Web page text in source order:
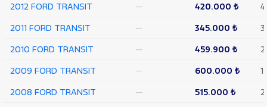
TAVAN
CUSTOM
2012 FORD TRANSIT
— 420.000 ₺
4
2011 FORD TRANSIT
— 345.000 ₺
3
2010 FORD TRANSIT
— 459.900 ₺
2
2009 FORD TRANSIT
— 600.000 ₺
1
2008 FORD TRANSIT
— 515.000 ₺
2